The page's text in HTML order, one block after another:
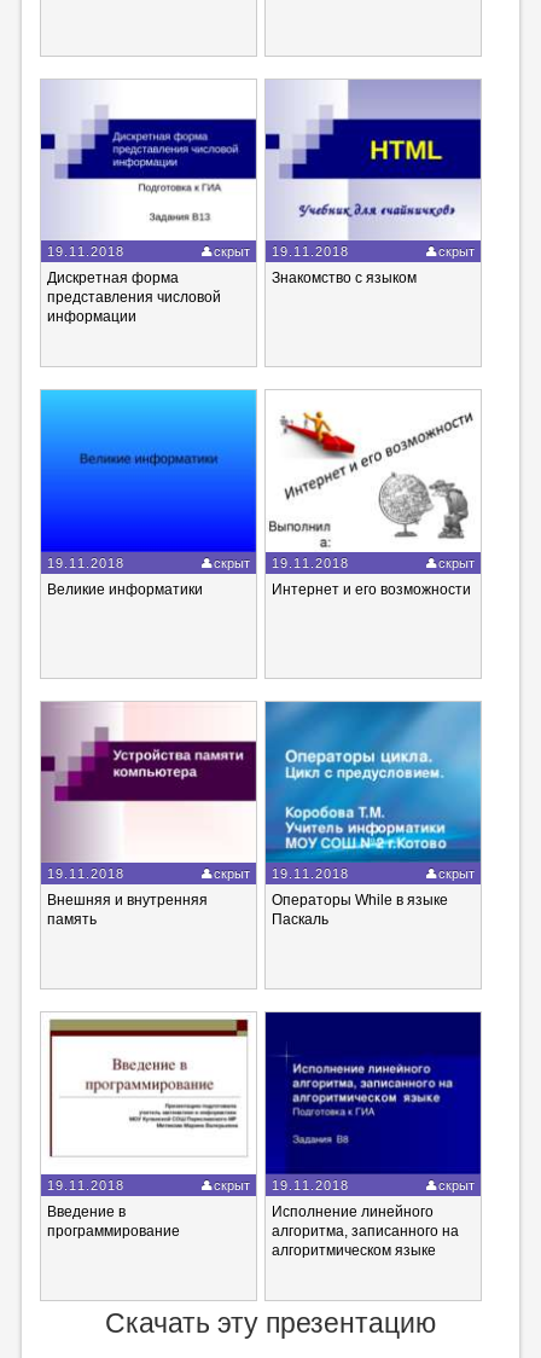
19.11.2018 скрыт
Дискретная форма
представления числовой
информации
19.11.2018 скрыт
Знакомство с языком
19.11.2018 скрыт
Великие информатики
19.11.2018 скрыт
Интернет и его возможности
19.11.2018 скрыт
Внешняя и внутренняя
память
19.11.2018 скрыт
Операторы While в языке
Паскаль
19.11.2018 скрыт
Введение в
программирование
19.11.2018 скрыт
Исполнение линейного
алгоритма, записанного на
алгоритмическом языке
Скачать эту презентацию